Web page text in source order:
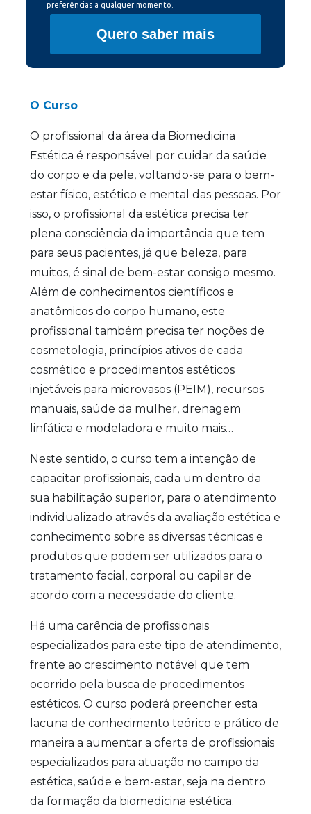
preferências a qualquer momento.
Quero saber mais
O Curso
O profissional da área da Biomedicina
Estética é responsável por cuidar da saúde
do corpo e da pele, voltando-se para o bem-
estar físico, estético e mental das pessoas. Por
isso, o profissional da estética precisa ter
plena consciência da importância que tem
para seus pacientes, já que beleza, para
muitos, é sinal de bem-estar consigo mesmo.
Além de conhecimentos científicos e
anatômicos do corpo humano, este
profissional também precisa ter noções de
cosmetologia, princípios ativos de cada
cosmético e procedimentos estéticos
injetáveis para microvasos (PEIM), recursos
manuais, saúde da mulher, drenagem
linfática e modeladora e muito mais…
Neste sentido, o curso tem a intenção de
capacitar profissionais, cada um dentro da
sua habilitação superior, para o atendimento
individualizado através da avaliação estética e
conhecimento sobre as diversas técnicas e
produtos que podem ser utilizados para o
tratamento facial, corporal ou capilar de
acordo com a necessidade do cliente.
Há uma carência de profissionais
especializados para este tipo de atendimento,
frente ao crescimento notável que tem
ocorrido pela busca de procedimentos
estéticos. O curso poderá preencher esta
lacuna de conhecimento teórico e prático de
maneira a aumentar a oferta de profissionais
especializados para atuação no campo da
estética, saúde e bem-estar, seja na dentro
da formação da biomedicina estética.